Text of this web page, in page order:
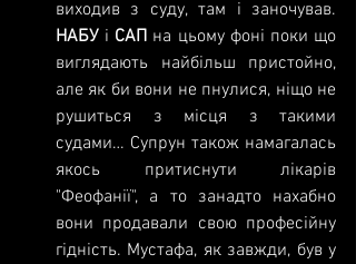
НАБУ і САП на цьому фоні поки що
виглядають найбільш пристойно,
але як би вони не пнулися, ніщо не
рушиться з місця з такими
судами… Супрун також намагалась
якось притиснути лікарів
"Феофанії", а то занадто нахабно
вони продавали свою професійну
гідність. Мустафа, як завжди, був у